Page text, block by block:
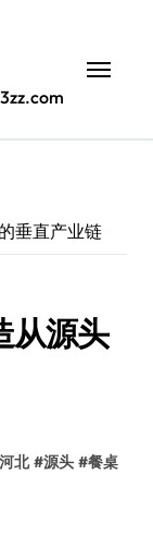
垂直产业链
从源头
河北 #源头 #餐桌